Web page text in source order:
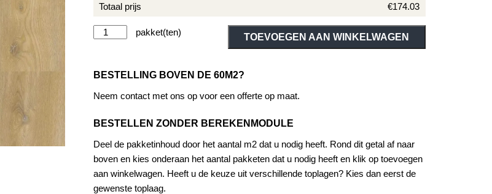
Totaal prijs €174.03
Therdex
serie
15042
TOEVOEGEN AAN WINKELWAGEN
BESTELLING BOVEN DE 60M2?
Neem contact met ons op voor een offerte op maat.
BESTELLEN ZONDER BEREKENMODULE
Deel de pakketinhoud door het aantal m2 dat u nodig heeft. Rond dit getal af naar
boven en kies onderaan het aantal pakketen dat u nodig heeft en klik op toevoegen
aan winkelwagen. Heeft u de keuze uit verschillende toplagen? Kies dan eerst de
gewenste toplaag.